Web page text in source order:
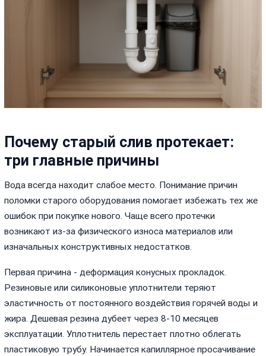
Почему старый слив протекает:
три главные причины
Вода всегда находит слабое место. Понимание причин
поломки старого оборудования помогает избежать тех же
ошибок при покупке нового. Чаще всего протечки
возникают из-за физического износа материалов или
изначальных конструктивных недостатков.
Первая причина - деформация конусных прокладок.
Резиновые или силиконовые уплотнители теряют
эластичность от постоянного воздействия горячей воды и
жира. Дешевая резина дубеет через 8-10 месяцев
эксплуатации. Уплотнитель перестает плотно облегать
пластиковую трубу. Начинается капиллярное просачивание